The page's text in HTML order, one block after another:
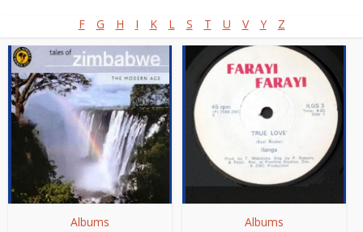
F G H I K L S T U V Y Z
Albums Albums